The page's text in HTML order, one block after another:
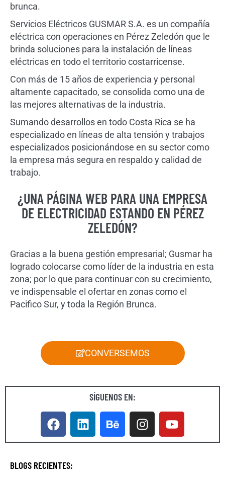
brunca.
Servicios Eléctricos GUSMAR S.A. es un compañía
eléctrica con operaciones en Pérez Zeledón que le
brinda soluciones para la instalación de líneas
eléctricas en todo el territorio costarricense.
Con más de 15 años de experiencia y personal
altamente capacitado, se consolida como una de
las mejores alternativas de la industria.
Sumando desarrollos en todo Costa Rica se ha
especializado en líneas de alta tensión y trabajos
especializados posicionándose en su sector como
la empresa más segura en respaldo y calidad de
trabajo.
¿UNA PÁGINA WEB PARA UNA EMPRESA
DE ELECTRICIDAD ESTANDO EN PÉREZ
ZELEDÓN?
Gracias a la buena gestión empresarial; Gusmar ha
logrado colocarse como líder de la industria en esta
zona; por lo que para continuar con su crecimiento,
ve indispensable el ofertar en zonas como el
Pacifico Sur, y toda la Región Brunca.
CONVERSEMOS
SÍGUENOS EN:
BLOGS RECIENTES: